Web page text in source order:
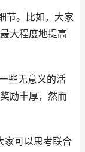
节。比如，大家
大程度地提高
些无意义的活
励丰厚，然而
家可以思考联合